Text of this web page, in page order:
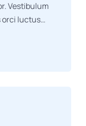
Vestibulum
orci luctus…